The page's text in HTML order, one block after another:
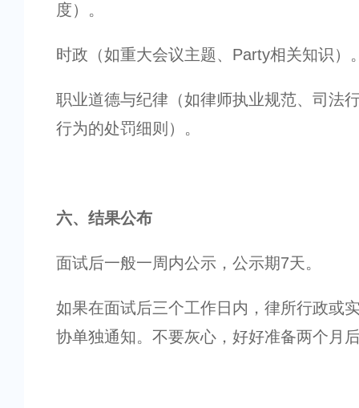
度）。
时政（如重大会议主题、Party相关知识）
职业道德与纪律（如律师执业规范、司法
行为的处罚细则）。
六、结果公布
面试后一般一周内公示，公示期7天。
如果在面试后三个工作日内，律所行政或
协单独通知。不要灰心，好好准备两个月